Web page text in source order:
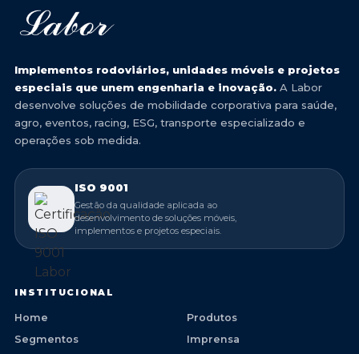
Implementos rodoviários, unidades móveis e projetos
especiais que unem engenharia e inovação. A Labor
desenvolve soluções de mobilidade corporativa para saúde,
agro, eventos, racing, ESG, transporte especializado e
operações sob medida.
ISO 9001
Gestão da qualidade aplicada ao
desenvolvimento de soluções móveis,
implementos e projetos especiais.
INSTITUCIONAL
Home
Produtos
Segmentos
Imprensa